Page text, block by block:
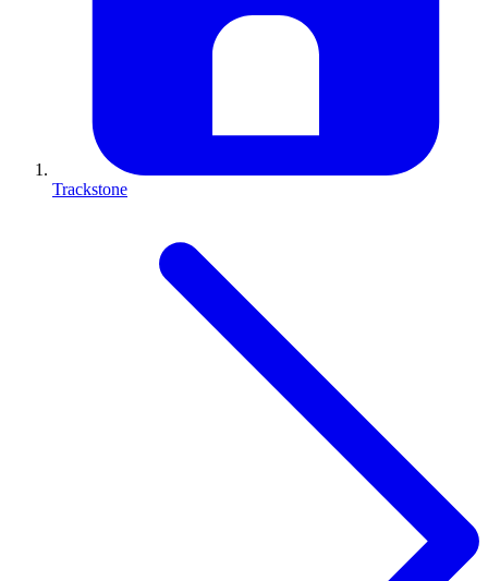
Trackstone